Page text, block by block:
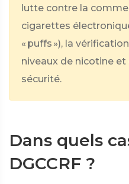
lutte contre la
cigarettes
« puffs »), la
niveaux de nicotine
sécurité.
Dans quels
DGCCRF ?